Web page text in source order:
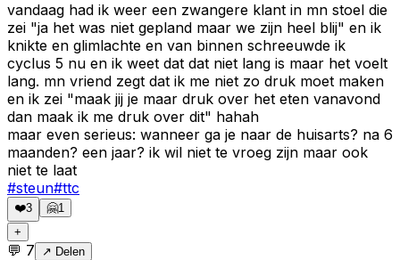
vandaag had ik weer een zwangere klant in mn stoel die
zei "ja het was niet gepland maar we zijn heel blij" en ik
knikte en glimlachte en van binnen schreeuwde ik
cyclus 5 nu en ik weet dat dat niet lang is maar het voelt
lang. mn vriend zegt dat ik me niet zo druk moet maken
en ik zei "maak jij je maar druk over het eten vanavond
dan maak ik me druk over dit" hahah
maar even serieus: wanneer ga je naar de huisarts? na 6
maanden? een jaar? ik wil niet te vroeg zijn maar ook
niet te laat
#steun#ttc
❤️3 🤗1
+
💬 7 ↗ Delen